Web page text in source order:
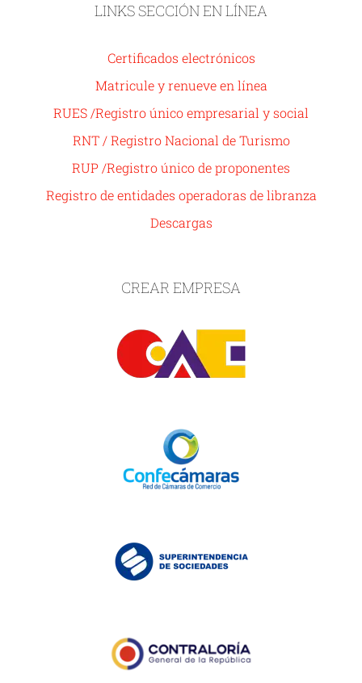
LINKS SECCIÓN EN LÍNEA
Certificados electrónicos
Matricule y renueve en línea
RUES /Registro único empresarial y social
RNT / Registro Nacional de Turismo
RUP /Registro único de proponentes
Registro de entidades operadoras de libranza
Descargas
CREAR EMPRESA